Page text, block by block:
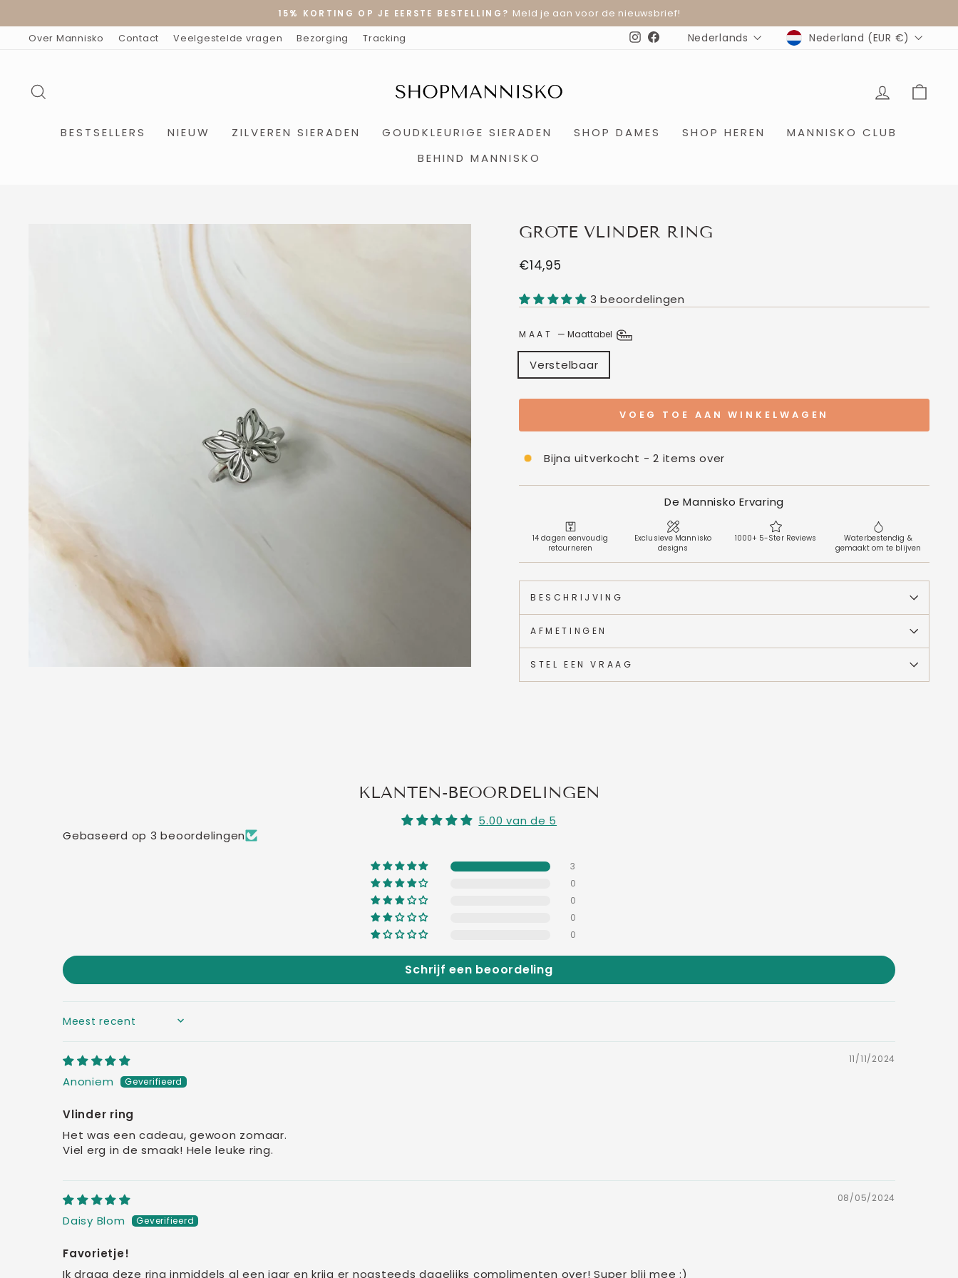
artikel
Diavoorstelling
15% KORTING OP JE EERSTE BESTELLING? Meld je aan voor de nieuwsbrief!
Over Mannisko Contact Veelgestelde vragen Bezorging Tracking Instagram
Facebook
TAAL
Nederlands MUNTEENHEID
Nederland (EUR €)
BESTSELLERS NIEUW ZILVEREN SIERADEN GOUDKLEURIGE SIERADEN SHOP DAMES SHOP HEREN
MANNISKO CLUB
BEHIND MANNISKO
GROTE VLINDER RING
Normale
€14,95
3 beoordelingen
MAAT — Maattabel
Verstelbaar
VOEG TOE AAN WINKELWAGEN
Bijna uitverkocht - 2 items over
De Mannisko Ervaring
14 dagen eenvoudig
retourneren
Exclusieve Mannisko
designs
1000+ 5-Ster Reviews
Waterbestendig &
gemaakt om te blijven
BESCHRIJVING
AFMETINGEN
STEL EEN VRAAG
KLANTEN-BEOORDELINGEN
5.00 van de 5
Gebaseerd op 3 beoordelingen
3
0
0
0
0
Schrijf een beoordeling
SORT BY
11/11/2024
Anoniem
Vlinder ring
Het was een cadeau, gewoon zomaar.
Viel erg in de smaak! Hele leuke ring.
08/05/2024
Daisy Blom
Favorietje!
Ik draag deze ring inmiddels al een jaar en krijg er nogsteeds dagelijks complimenten over! Super blij mee :)